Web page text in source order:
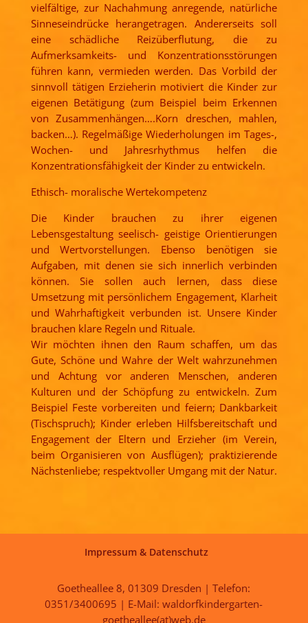
vielfältige, zur Nachahmung anregende, natürliche
Sinneseindrücke herangetragen. Andererseits soll
eine schädliche Reizüberflutung, die zu
Aufmerksamkeits- und Konzentrationsstörungen
führen kann, vermieden werden. Das Vorbild der
sinnvoll tätigen Erzieherin motiviert die Kinder zur
eigenen Betätigung (zum Beispiel beim Erkennen
von Zusammenhängen….Korn dreschen, mahlen,
backen…). Regelmäßige Wiederholungen im Tages-,
Wochen- und Jahresrhythmus helfen die
Konzentrationsfähigkeit der Kinder zu entwickeln.
Ethisch- moralische Wertekompetenz
Die Kinder brauchen zu ihrer eigenen
Lebensgestaltung seelisch- geistige Orientierungen
und Wertvorstellungen. Ebenso benötigen sie
Aufgaben, mit denen sie sich innerlich verbinden
können. Sie sollen auch lernen, dass diese
Umsetzung mit persönlichem Engagement, Klarheit
und Wahrhaftigkeit verbunden ist. Unsere Kinder
brauchen klare Regeln und Rituale.
Wir möchten ihnen den Raum schaffen, um das
Gute, Schöne und Wahre der Welt wahrzunehmen
und Achtung vor anderen Menschen, anderen
Kulturen und der Schöpfung zu entwickeln. Zum
Beispiel Feste vorbereiten und feiern; Dankbarkeit
(Tischspruch); Kinder erleben Hilfsbereitschaft und
Engagement der Eltern und Erzieher (im Verein,
beim Organisieren von Ausflügen); praktizierende
Nächstenliebe; respektvoller Umgang mit der Natur.
Impressum & Datenschutz
Goetheallee 8, 01309 Dresden | Telefon:
0351/3400695 | E-Mail: waldorfkindergarten-
goetheallee(at)web.de